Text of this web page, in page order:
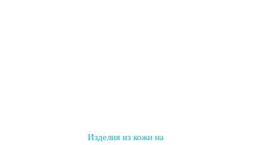
Изделия из кожи на